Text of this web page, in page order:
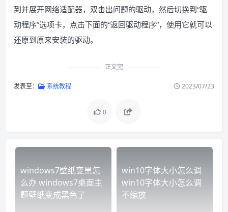
到并展开网络适配器，双击出问题的驱动，然后切换到“驱
动程序”选项卡，点击下面的“返回驱动程序”，使用它就可以
还原到原来安装的驱动。
正文完
发表至： 系统教程 2023/07/23
0
windows7壁纸变黑怎
么办 windows7桌面主
题壁纸变成黑色了
win10字体大小怎么调
win10字体大小怎么调
不缩放